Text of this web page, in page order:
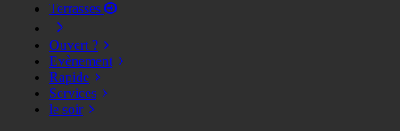
Terrasses
Ouvert ?
Evènement
Rapide
Services
le soir